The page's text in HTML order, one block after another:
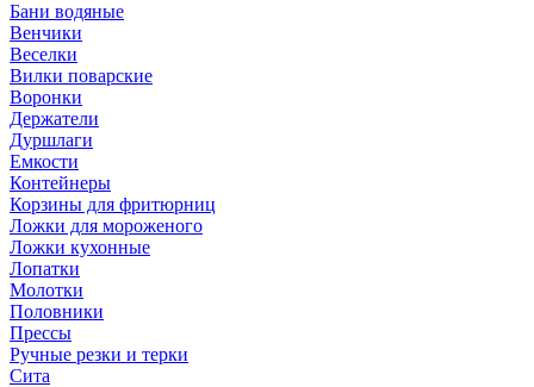
Бани водяные
Венчики
Веселки
Вилки поварские
Воронки
Держатели
Дуршлаги
Емкости
Контейнеры
Корзины для фритюрниц
Ложки для мороженого
Ложки кухонные
Лопатки
Молотки
Половники
Прессы
Ручные резки и терки
Сита